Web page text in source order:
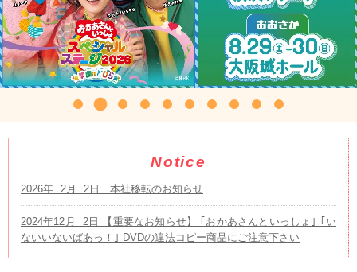
Notice
2026年 2月 2日 本社移転のお知らせ
2024年12月 2日 【重要なお知らせ】 ｢おかあさんといっしょ｣ ｢い
ないいないばあっ！｣ DVDの違法コピー商品にご注意下さい